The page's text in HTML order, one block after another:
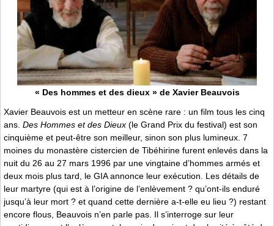
« Des hommes et des dieux » de Xavier Beauvois
Xavier Beauvois est un metteur en scène rare : un film tous les cinq
ans. Des Hommes et des Dieux (le Grand Prix du festival) est son
cinquième et peut-être son meilleur, sinon son plus lumineux. 7
moines du monastère cistercien de Tibéhirine furent enlevés dans la
nuit du 26 au 27 mars 1996 par une vingtaine d’hommes armés et
deux mois plus tard, le GIA annonce leur exécution. Les détails de
leur martyre (qui est à l’origine de l’enlèvement ? qu’ont-ils enduré
jusqu’à leur mort ? et quand cette dernière a-t-elle eu lieu ?) restant
encore flous, Beauvois n’en parle pas. Il s’interroge sur leur